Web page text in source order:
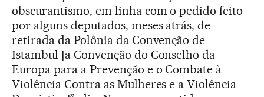
obscurantismo, em linha com o pedido feito
por alguns deputados, meses atrás, de
retirada da Polônia da Convenção de
Istambul [a Convenção do Conselho da
Europa para a Prevenção e o Combate à
Violência Contra as Mulheres e a Violência